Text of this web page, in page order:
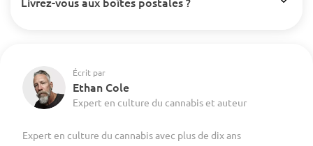
Écrit par
Ethan Cole
Expert en culture du cannabis et auteur
Expert en culture du cannabis avec plus de dix ans